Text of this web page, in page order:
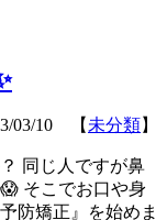
03/10 【 未分類】
同じ人ですが鼻
そこでお口や身
防矯正』を始めま